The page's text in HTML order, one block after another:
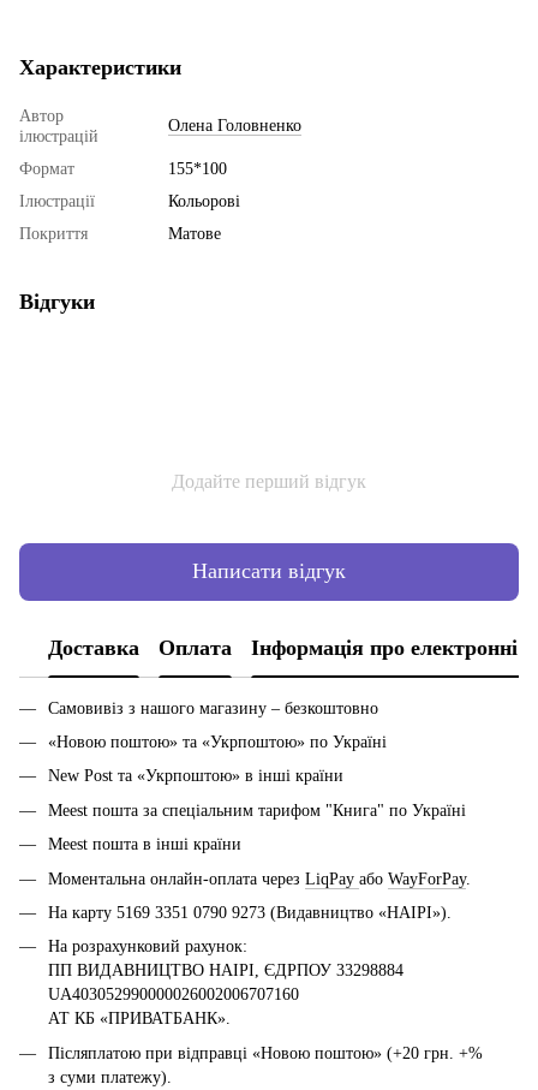
Характеристики
Автор
ілюстрацій
Олена Головненко
Формат
155*100
Ілюстрації
Кольорові
Покриття
Матове
Відгуки
Додайте перший відгук
Написати відгук
Доставка Оплата Інформація про електронні
Самовивіз з нашого магазину – безкоштовно
«Новою поштою» та «Укрпоштою» по Україні
New Post та «Укрпоштою» в інші країни
Meest пошта за спеціальним тарифом "Книга" по Україні
Meest пошта в інші країни
Моментальна онлайн-оплата через LiqPay або WayForPay.
На карту 5169 3351 0790 9273 (Видавництво «НАІРІ»).
На розрахунковий рахунок:
ПП ВИДАВНИЦТВО НАІРІ, ЄДРПОУ 33298884
UA403052990000026002006707160
АТ КБ «ПРИВАТБАНК».
Післяплатою при відправці «Новою поштою» (+20 грн. +%
з суми платежу).